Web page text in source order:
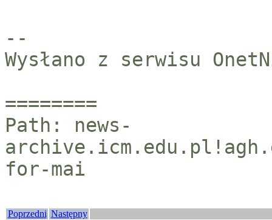
--
Wysłano z serwisu
========
Path: news-
for-mai
Poprzedni Następny